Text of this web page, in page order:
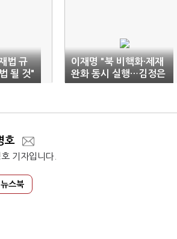
법 규
될 것"
이재명 "북 비핵화·제재
완화 동시 실행…김정은
만날 것"
호
기자입니다.
뉴스북